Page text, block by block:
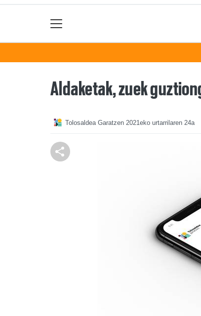
Aldaketak, zuek
Tolosaldea Garatzen 2021eko urtarrilaren 24a